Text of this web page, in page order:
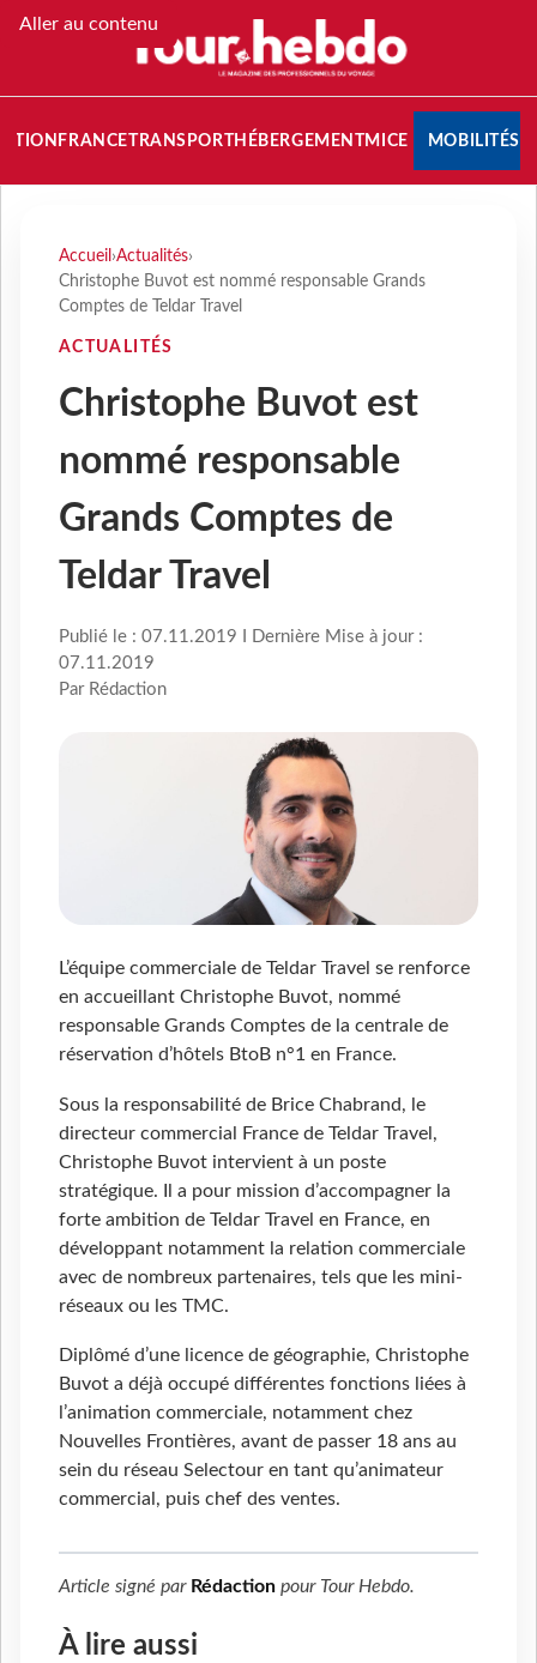
Aller au contenu
FRANCETRANSPORT HÉBERGEMENTMICE MOBILITÉS
Accueil ›Actualités›
Christophe Buvot est nommé responsable Grands
Comptes de Teldar Travel
ACTUALITÉS
Christophe Buvot est
nommé responsable
Grands Comptes de
Teldar Travel
Publié le : 07.11.2019 I Dernière Mise à jour :
07.11.2019
Par Rédaction
L’équipe commerciale de Teldar Travel se renforce
en accueillant Christophe Buvot, nommé
responsable Grands Comptes de la centrale de
réservation d’hôtels BtoB n°1 en France.
Sous la responsabilité de Brice Chabrand, le
directeur commercial France de Teldar Travel,
Christophe Buvot intervient à un poste
stratégique. Il a pour mission d’accompagner la
forte ambition de Teldar Travel en France, en
développant notamment la relation commerciale
avec de nombreux partenaires, tels que les mini-
réseaux ou les TMC.
Diplômé d’une licence de géographie, Christophe
Buvot a déjà occupé différentes fonctions liées à
l’animation commerciale, notamment chez
Nouvelles Frontières, avant de passer 18 ans au
sein du réseau Selectour en tant qu’animateur
commercial, puis chef des ventes.
Article signé par Rédaction pour Tour Hebdo.
À lire aussi